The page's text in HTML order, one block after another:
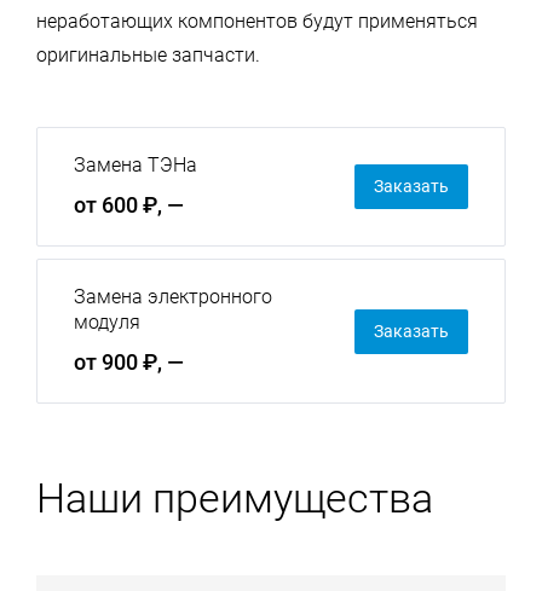
неработающих компонентов будут применяться
оригинальные запчасти.
Замена ТЭНа
от 600 ₽, —
Заказать
Замена электронного
модуля
от 900 ₽, —
Заказать
Наши преимущества